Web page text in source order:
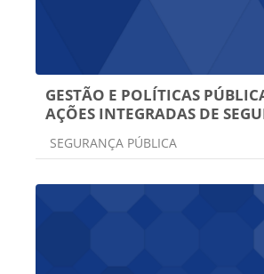
GESTÃO E POLÍTICAS
AÇÕES INTEGRADAS DE
Categoria do curso
SEGURANÇA PÚBLICA